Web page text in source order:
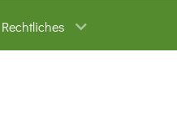
Rechtliches